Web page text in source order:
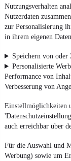
Nutzungsverhalten
Nutzerdaten
zur Personalisierung
in ihrem eigenen
Speichern von
Personalisierte
Performance von
Verbesserung von
Einstellmöglichkeiten
auch erreichbar über
Für die Auswahl und
Werbung) sowie um
Vertrag widerrufen
Datenschutz
Erklärung zur
Report Security